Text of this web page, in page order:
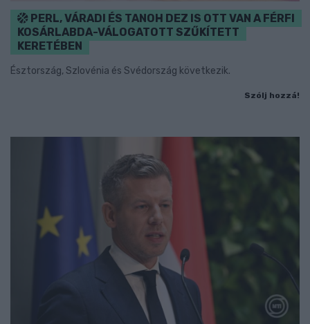
PERL, VÁRADI ÉS TANOH DEZ IS OTT VAN A FÉRFI
KOSÁRLABDA-VÁLOGATOTT SZŰKÍTETT
KERETÉBEN
Észtország, Szlovénia és Svédország következik.
Szólj hozzá!